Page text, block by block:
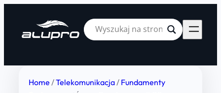
Home /Telekomunikacja/ Fundamenty